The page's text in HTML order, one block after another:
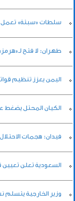
سلطات «سبتة» تعمل
طهران: لا فتح
اليمن يعزز تنظيم
الكيان المحتل يضغط
فيدان: هجمات
السعودية تعلن تعيين
وزير الخارجية يتسلم